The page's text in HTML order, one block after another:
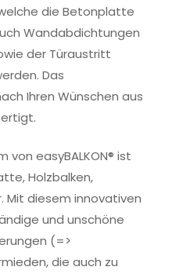
die Betonplatte
Wandabdichtungen
der Türaustritt
Das
Ihren Wünschen aus
von easyBALKON® ist
Holzbalken,
Mit diesem innovativen
und unschöne
(=>
die auch zu